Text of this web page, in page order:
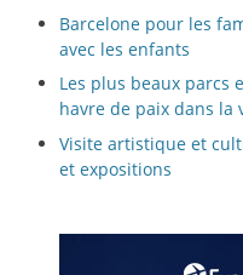
Barcelone pour les
avec les enfants
Les plus beaux parcs
havre de paix dans la
Visite artistique et
et expositions